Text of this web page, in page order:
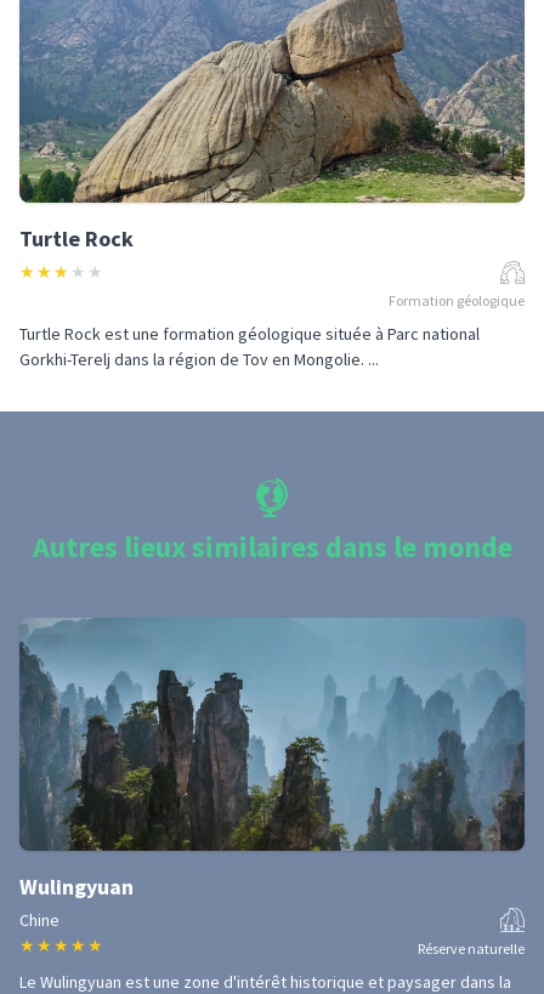
Turtle Rock
★★★ ★ ★
Formation géologique
Turtle Rock est une formation géologique située à Parc national
Gorkhi-Terelj dans la région de Tov en Mongolie. ...
Autres lieux similaires dans le monde
Wulingyuan
Chine
★ ★ ★ ★ ★ Réserve naturelle
Le Wulingyuan est une zone d'intérêt historique et paysager dans la